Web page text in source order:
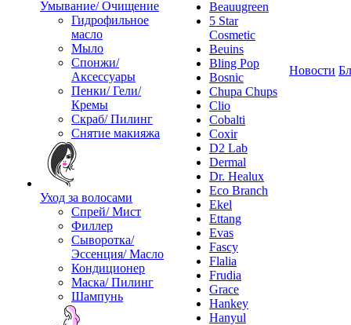
Умывание/ Очищение
Гидрофильное
масло
Мыло
Спонжи/
Аксессуары
Пенки/ Гели/
Кремы
Скраб/ Пилинг
Снятие макияжа
Уход за волосами
Спрей/ Мист
Филлер
Сыворотка/
Эссенция/ Масло
Кондиционер
Маска/ Пилинг
Шампунь
Beauugreen
5 Star
Cosmetic
Beuins
Bling Pop
Bosnic
Chupa Chups
Clio
Cobalti
Coxir
D2 Lab
Dermal
Dr. Healux
Eco Branch
Ekel
Ettang
Evas
Fascy
Flalia
Frudia
Grace
Hankey
Hanyul
Новости